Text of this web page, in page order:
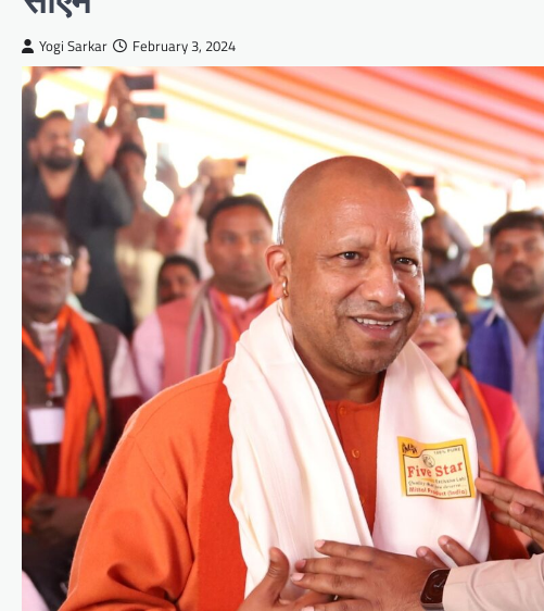
Yogi Sarkar February 3, 2024